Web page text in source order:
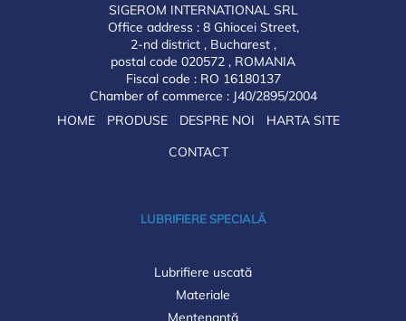
SIGEROM INTERNATIONAL SRL
Office address : 8 Ghiocei Street,
2-nd district , Bucharest ,
postal code 020572 , ROMANIA
Fiscal code : RO 16180137
Chamber of commerce : J40/2895/2004
HOME
PRODUSE DESPRE NOI
HARTA SITE
CONTACT
LUBRIFIERE SPECIALĂ
Lubrifiere uscată
Materiale
Mentenanță